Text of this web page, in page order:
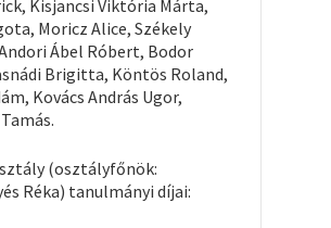
Kisjancsi Viktória Márta,
Moricz Alice, Székely
Ábel Róbert, Bodor
Brigitta, Köntös Roland,
Kovács András Ugor,
(osztályfőnök:
Réka) tanulmányi díjai: